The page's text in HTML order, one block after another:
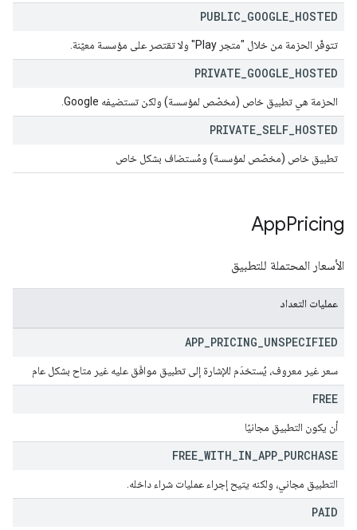
PUBLIC GOOGLE HOSTED
تتوفّر الحزمة من خلال "متجر Play" ولا تقتصر على مؤسسة معيّنة.
PRIVATE GOOGLE HOSTED
الحزمة هي تطبيق خاص (مخصّص لمؤسسة) ولكن تستضيفه Google.
PRIVATE SELF HOSTED
تطبيق خاص (مخصّص لمؤسسة) ومُستضاف بشكل خاص
AppPricing
الأسعار المحتملة للتطبيق
عمليات التعداد
APP PRICING UNSPECIFIED
سعر غير معروف، يُستخدَم للإشارة إلى تطبيق موافَق عليه غير متاح بشكل عام
FREE
أن يكون التطبيق مجانيًا
FREE WITH IN APP PURCHASE
التطبيق مجاني، ولكنه يتيح إجراء عمليات شراء داخله.
PAID